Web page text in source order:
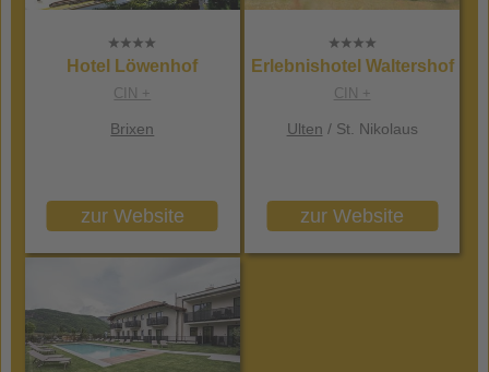
Hotel Löwenhof
CIN +
Brixen
zur Website
Erlebnishotel Waltershof
CIN +
Ulten / St. Nikolaus
zur Website